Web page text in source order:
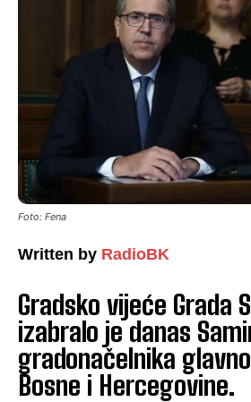
Foto: Fena
Written by RadioBK
Gradsko vijeće Grada
izabralo je danas
gradonačelnika
Bosne i Hercegovine.